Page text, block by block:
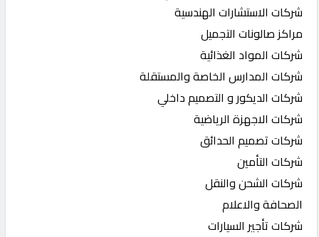
شركات الاستشارات الهندسية
مراكز صالونات التجميل
شركات المواد الغذائية
شركات المدارس الخاصة والمستقلة
شركات الديكور و التصميم داخلي
شركات الاجهزة الرياضية
شركات تصميم الحدائق
شركات التأمين
شركات الشحن والنقل
الصحافة والاعلام
شركات تأجير السيارات